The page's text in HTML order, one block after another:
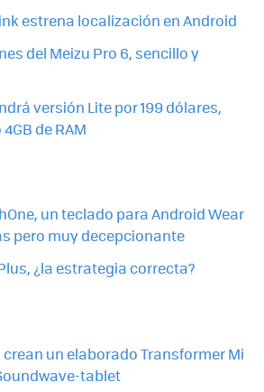
estrena localización en Android
del Meizu Pro 6, sencillo y
versión Lite por 199 dólares,
de RAM
un teclado para Android Wear
pero muy decepcionante
¿la estrategia correcta?
un elaborado Transformer Mi
tablet